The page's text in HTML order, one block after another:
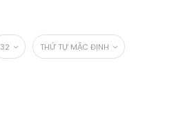
THỨ TỰ MẶC ĐỊNH
32